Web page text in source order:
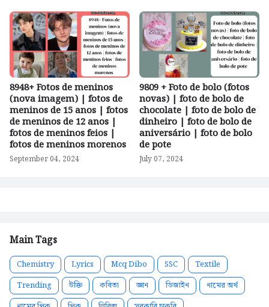
8948+ Fotos de meninos
(nova imagem) | fotos de
meninos de 15 anos | fotos
de meninos de 12 anos |
fotos de meninos feios |
fotos de meninos morenos
September 04, 2024
9809 + Foto de bolo (fotos
novas) | foto de bolo de
chocolate | foto de bolo de
dinheiro | foto de bolo de
aniversário | foto de bolo
de pote
July 07, 2024
Main Tags
Chemistry Lyrics Mcq Dibo SSC
Textile
Trending
উক্তি কবিতা জ্ঞান ডিজাইন
নামের অর্থ